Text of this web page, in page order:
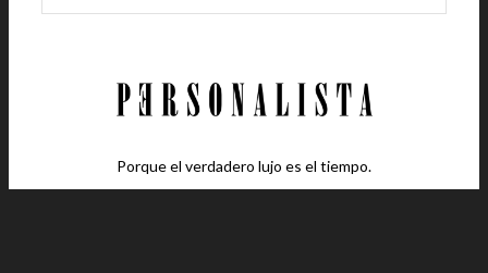
Porque el verdadero lujo es el tiempo.